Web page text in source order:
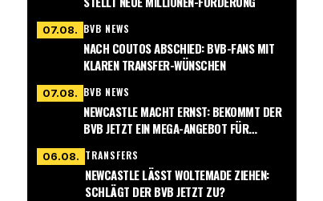
07.08. BVB NEWS
NACH COUTOS ABSCHIED: BVB-FANS MIT
KLAREN TRANSFER-WÜNSCHEN
07.08. BVB NEWS
NEWCASTLE MACHT ERNST: BEKOMMT DER
BVB JETZT EIN MEGA-ANGEBOT FÜR
NMECHA?
06.08. TRANSFERS
NEWCASTLE LÄSST WOLTEMADE ZIEHEN:
SCHLÄGT DER BVB JETZT ZU?